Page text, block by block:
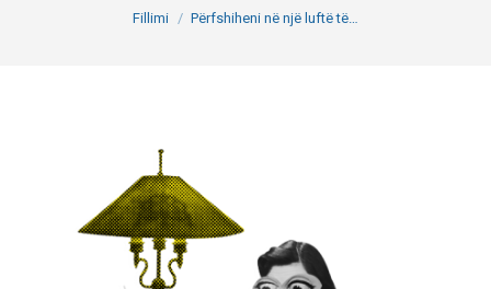
You are here:
Fillimi Përfshiheni në një luftë të…